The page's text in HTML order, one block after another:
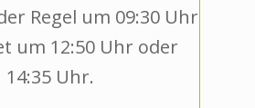
Regel um 09:30 Uhr
um 12:50 Uhr oder
14:35 Uhr.